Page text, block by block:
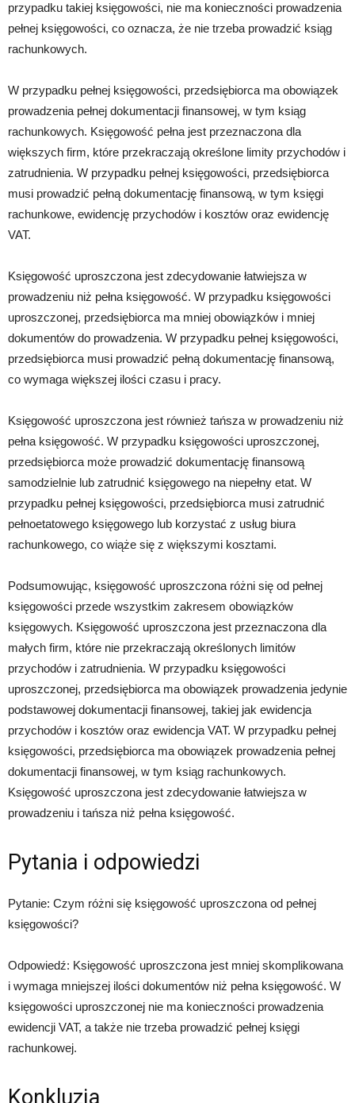
przypadku takiej księgowości, nie ma konieczności prowadzenia
pełnej księgowości, co oznacza, że nie trzeba prowadzić ksiąg
rachunkowych.
W przypadku pełnej księgowości, przedsiębiorca ma obowiązek
prowadzenia pełnej dokumentacji finansowej, w tym ksiąg
rachunkowych. Księgowość pełna jest przeznaczona dla
większych firm, które przekraczają określone limity przychodów i
zatrudnienia. W przypadku pełnej księgowości, przedsiębiorca
musi prowadzić pełną dokumentację finansową, w tym księgi
rachunkowe, ewidencję przychodów i kosztów oraz ewidencję
VAT.
Księgowość uproszczona jest zdecydowanie łatwiejsza w
prowadzeniu niż pełna księgowość. W przypadku księgowości
uproszczonej, przedsiębiorca ma mniej obowiązków i mniej
dokumentów do prowadzenia. W przypadku pełnej księgowości,
przedsiębiorca musi prowadzić pełną dokumentację finansową,
co wymaga większej ilości czasu i pracy.
Księgowość uproszczona jest również tańsza w prowadzeniu niż
pełna księgowość. W przypadku księgowości uproszczonej,
przedsiębiorca może prowadzić dokumentację finansową
samodzielnie lub zatrudnić księgowego na niepełny etat. W
przypadku pełnej księgowości, przedsiębiorca musi zatrudnić
pełnoetatowego księgowego lub korzystać z usług biura
rachunkowego, co wiąże się z większymi kosztami.
Podsumowując, księgowość uproszczona różni się od pełnej
księgowości przede wszystkim zakresem obowiązków
księgowych. Księgowość uproszczona jest przeznaczona dla
małych firm, które nie przekraczają określonych limitów
przychodów i zatrudnienia. W przypadku księgowości
uproszczonej, przedsiębiorca ma obowiązek prowadzenia jedynie
podstawowej dokumentacji finansowej, takiej jak ewidencja
przychodów i kosztów oraz ewidencja VAT. W przypadku pełnej
księgowości, przedsiębiorca ma obowiązek prowadzenia pełnej
dokumentacji finansowej, w tym ksiąg rachunkowych.
Księgowość uproszczona jest zdecydowanie łatwiejsza w
prowadzeniu i tańsza niż pełna księgowość.
Pytania i odpowiedzi
Pytanie: Czym różni się księgowość uproszczona od pełnej
księgowości?
Odpowiedź: Księgowość uproszczona jest mniej skomplikowana
i wymaga mniejszej ilości dokumentów niż pełna księgowość. W
księgowości uproszczonej nie ma konieczności prowadzenia
ewidencji VAT, a także nie trzeba prowadzić pełnej księgi
rachunkowej.
Konkluzja